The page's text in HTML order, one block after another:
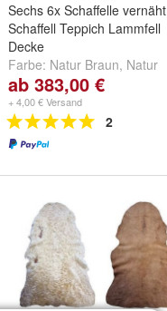
Sechs 6x Schaffelle vernäht
Schaffell Teppich Lammfell
Decke
Farbe: Natur Braun, Natur
WeissundBraun Geflammt
ab 383,00 €
+ 4,00 € Versand
2